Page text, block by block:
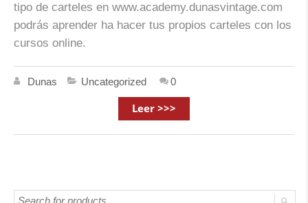
tipo de carteles en www.academy.dunasvintage.com
podrás aprender ha hacer tus propios carteles con los
cursos online.
Dunas Uncategorized 0
Leer >>>